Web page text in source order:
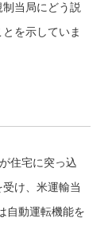
当局にどう説
を示していま
住宅に突っ込
け、米運輸当
自動運転機能を